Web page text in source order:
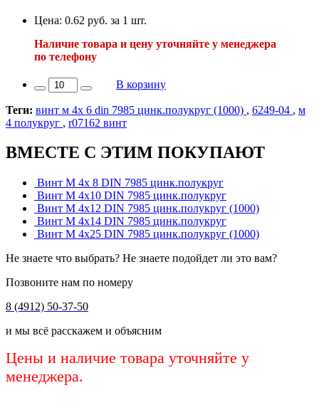
Цена: 0.62 руб. за 1 шт.
Наличие товара и цену уточняйте у менеджера
по телефону
В корзину
Теги: винт м 4х 6 din 7985 цинк.полукруг (1000) , 6249-04 , м
4 полукруг , r07162 винт
ВМЕСТЕ С ЭТИМ ПОКУПАЮТ
Винт М 4х 8 DIN 7985 цинк.полукруг
Винт М 4х10 DIN 7985 цинк.полукруг
Винт М 4х12 DIN 7985 цинк.полукруг (1000)
Винт М 4х14 DIN 7985 цинк.полукруг
Винт М 4х25 DIN 7985 цинк.полукруг (1000)
Не знаете что выбрать? Не знаете подойдет ли это вам?
Позвоните нам по номеру
8 (4912) 50-37-50
и мы всё расскажем и объясним
Цены и наличие товара уточняйте у
менеджера.